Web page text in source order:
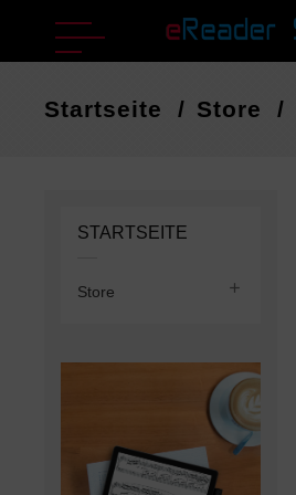
Startseite Store
STARTSEITE
Store 